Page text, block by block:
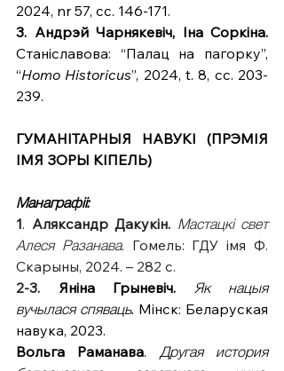
2024, nr 57, сс. 146-171.
3. Андрэй Чарнякевіч, Іна Соркіна.
Станіславова: “Палац на пагорку”,
“Homo Historicus”, 2024, t. 8, сс. 203-
239.
ГУМАНІТАРНЫЯ НАВУКІ (ПРЭМІЯ
ІМЯ ЗОРЫ КІПЕЛЬ)
Манаграфіі:
1. Аляксандр Дакукін. Мастацкі свет
Алеся Разанава. Гомель: ГДУ імя Ф.
Скарыны, 2024. – 282 с.
2-3. Яніна Грыневіч. Як нацыя
вучылася спяваць. Мінск: Беларуская
навука, 2023.
Вольга Раманава. Другая история